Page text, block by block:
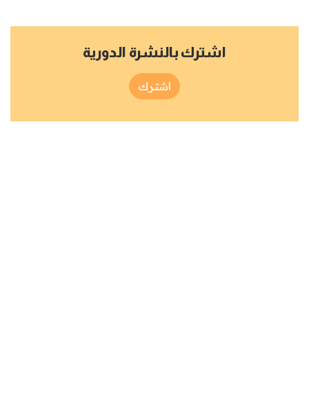
اشترك بالنشرة الدورية
اشترك